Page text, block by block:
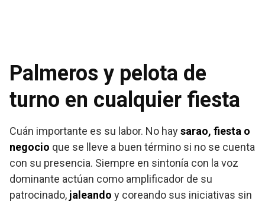
Palmeros y pelota de
turno en cualquier fiesta
Cuán importante es su labor. No haysarao, fiesta o
negocio que se lleve a buen término si no se cuenta
con su presencia. Siempre en sintonía con la voz
dominante actúan como amplificador de su
patrocinado, jaleando y coreando sus iniciativas sin